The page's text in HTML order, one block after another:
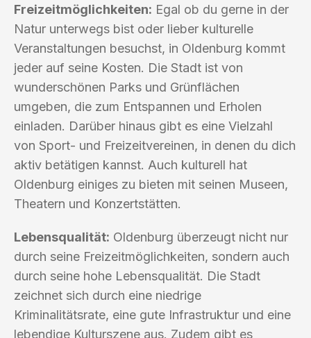
Freizeitmöglichkeiten: Egal ob du gerne in der
Natur unterwegs bist oder lieber kulturelle
Veranstaltungen besuchst, in Oldenburg kommt
jeder auf seine Kosten. Die Stadt ist von
wunderschönen Parks und Grünflächen
umgeben, die zum Entspannen und Erholen
einladen. Darüber hinaus gibt es eine Vielzahl
von Sport- und Freizeitvereinen, in denen du dich
aktiv betätigen kannst. Auch kulturell hat
Oldenburg einiges zu bieten mit seinen Museen,
Theatern und Konzertstätten.
Lebensqualität: Oldenburg überzeugt nicht nur
durch seine Freizeitmöglichkeiten, sondern auch
durch seine hohe Lebensqualität. Die Stadt
zeichnet sich durch eine niedrige
Kriminalitätsrate, eine gute Infrastruktur und eine
lebendige Kulturszene aus. Zudem gibt es